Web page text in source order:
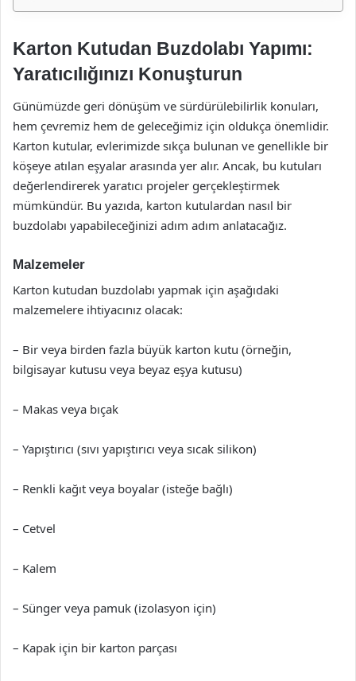
Karton Kutudan Buzdolabı Yapımı:
Yaratıcılığınızı Konuşturun
Günümüzde geri dönüşüm ve sürdürülebilirlik konuları,
hem çevremiz hem de geleceğimiz için oldukça önemlidir.
Karton kutular, evlerimizde sıkça bulunan ve genellikle bir
köşeye atılan eşyalar arasında yer alır. Ancak, bu kutuları
değerlendirerek yaratıcı projeler gerçekleştirmek
mümkündür. Bu yazıda, karton kutulardan nasıl bir
buzdolabı yapabileceğinizi adım adım anlatacağız.
Malzemeler
Karton kutudan buzdolabı yapmak için aşağıdaki
malzemelere ihtiyacınız olacak:
– Bir veya birden fazla büyük karton kutu (örneğin,
bilgisayar kutusu veya beyaz eşya kutusu)
– Makas veya bıçak
– Yapıştırıcı (sıvı yapıştırıcı veya sıcak silikon)
– Renkli kağıt veya boyalar (isteğe bağlı)
– Cetvel
– Kalem
– Sünger veya pamuk (izolasyon için)
– Kapak için bir karton parçası